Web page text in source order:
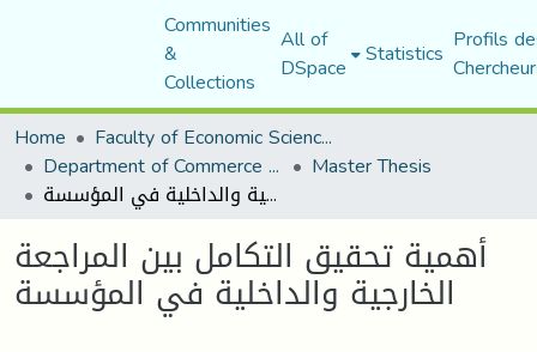
Communities
&
Collections
All of
DSpace Statistics Profils
Home
Faculty of Economic Sciences, Commerce and Management Sciences
Department of Commerce Science Master Thesis
أهمية تحقيق التكامل بين المراجعة الخارجية والداخلية في المؤسسة
أهمية تحقيق التكامل بين المراجعة
الخارجية والداخلية في المؤسسة